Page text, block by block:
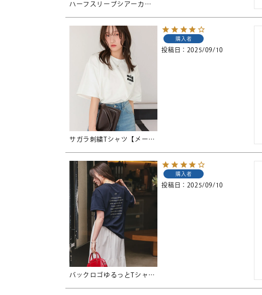
ハーフスリーブシアーカットソートップス【メール便可／50】
サガラ刺繍Tシャツ【メール便可／90】
購入者
投稿日 2025/09/10
バックロゴゆるっとTシャツ【メール便可／90】
購入者
投稿日 2025/09/10